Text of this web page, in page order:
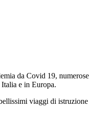
da Covid 19, numerose
e in Europa.
viaggi di istruzione